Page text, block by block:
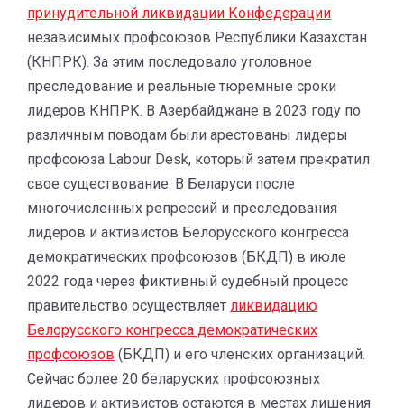
принудительной ликвидации Конфедерации
независимых профсоюзов Республики Казахстан
(КНПРК). За этим последовало уголовное
преследование и реальные тюремные сроки
лидеров КНПРК. В Азербайджане в 2023 году по
различным поводам были арестованы лидеры
профсоюза Labour Desk, который затем прекратил
свое существование. В Беларуси после
многочисленных репрессий и преследования
лидеров и активистов Белорусского конгресса
демократических профсоюзов (БКДП) в июле
2022 года через фиктивный судебный процесс
правительство осуществляет ликвидацию
Белорусского конгресса демократических
профсоюзов (БКДП) и его членских организаций.
Сейчас более 20 беларуских профсоюзных
лидеров и активистов остаются в местах лишения